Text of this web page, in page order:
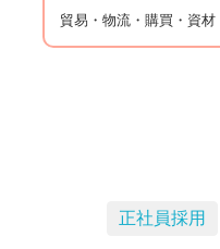
貿易・物流・購買・資材
正社員採用